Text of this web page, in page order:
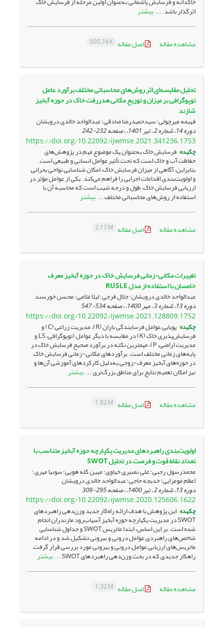
اثرگذار باشد. ... بیشتر
مشاهده مقاله اصل مقاله 900.74 K
تحلیل مقایسه‌ای اثر روش‌های محاسباتی مختلف برآورد عامل
توپوگرافی بر میزان و توزیع مکانی هدررفت خاک در حوزه آبخیز
شازند
فهیمه میرچولی؛ سیدحمیدرضا صادقی؛ عبدالواحد خالدی درویشان
دوره 14، شماره 2 ، تیر 1401، ، صفحه 232-242
https://doi.org/10.22092/ijwmse.2021.341236.1753
چکیده فرسایش خاک به­‌عنوان یک موضوع مهم در پژوهش‌­های
حفاظت آب و خاک است که تحت تأثیر عوامل انسانی و طبیعی است.
بنابراین، آگاهی از میزان فرسایش خاک، امکان شناسایی نواحی بحرانی
و اولویت­‌بندی اقدامات اجرایی را فراهم می‌کند. یکی از عوامل مؤثر در
ارزیابی فرسایش خاک، طول و درجه شیب است که محاسبه آن با
استفاده از روش‌های محاسباتی مختلف ... بیشتر
مشاهده مقاله اصل مقاله 2.17 M
تغییرات مکانی-زمانی فرسایش خاک در حوزه آبخیز معرف
خامسان با استفاده از مدل RUSLE
عبدالواحد خالدی درویشان؛ جلال فرجی؛ لیلا غلامی؛ محسن خورسند
دوره 13، شماره 3 ، مهر 1400، ، صفحه 534-547
https://doi.org/10.22092/ijwmse.2021.128809.1752
چکیده پویایی عوامل فرسایندگی باران (R)، مدیریت زراعی (C) و
فرسایش‌پذیری خاک (K) در مقایسه با دیگر عوامل (توپوگرافی، LS و
مدیریت اراضی، P)، مهمترین نکته در برآورد صحیح فرسایش خاک در
پایه‌های زمانی مختلف است. برآوردهای مکانی-زمانی فرسایش خاک
در حوزه‌های آبخیز معرف-زوجی به‌دلیل کارکردهای آموزشی آن‌ها و
نیز امکان تعمیم نتایج برای مناطق بزرگ‌تری ... بیشتر
مشاهده مقاله اصل مقاله 1.82 M
اولویت‌بندی راهبردهای مدیریت یکپارچه حوزه آبخیز متناسب با
تعداد نقاط قوت و فرصت در تحلیل SWOT
محمدرسول رجبی؛ علی نصیری خیاوی؛ مهین کله هویی؛ سونیا مهری؛
اعظم مومزایی؛ خدیجه حاجی؛ عبدالواحد خالدی درویشان
دوره 13، شماره 2 ، تیر 1400، ، صفحه 295-309
https://doi.org/10.22092/ijwmse.2020.125606.1622
چکیده این پژوهش با هدف ارائه راه‌کار جدید وزن‌دهی راهبردهای
SWOT در مدیریت یکپارچه حوزه آبخیز آسیاب‌رود مازندران انجام
شده است. بر این اساس، ابتدا ماتریس SWOT و جداول شناسایی
شاخص‌های راهبردی عوامل درونی و بیرونی تشکیل شد و در ادامه
ماتریس‌های ارزیابی عوامل درونی و بیرونی مورد بررسی قرار گرفت.
راهکار جدیدی که در بحث وزن‌دهی راهبردهای SWOT ... بیشتر
مشاهده مقاله اصل مقاله 1.32 M